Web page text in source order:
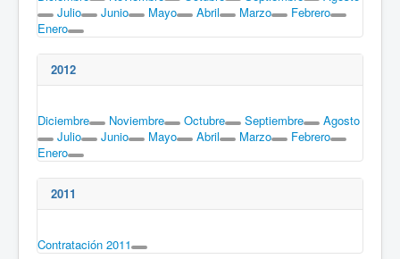
Julio
Junio Mayo Abril Marzo
Febrero
Enero
2012
Diciembre Noviembre Octubre Septiembre
Agosto
Julio
Junio Mayo Abril Marzo
Febrero
Enero
2011
Contratación 2011